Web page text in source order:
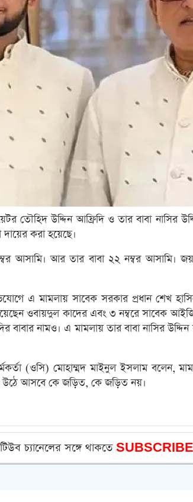
তৌহিদ উদ্দিন আফ্রিদি ও তার বাবা নাসির
দায়ের করা হয়েছে।
আসামি। আর তার বাবা ২২ নম্বর আসামি।
এ মামলায় সাবেক সরকার প্রধান শেখ
ওবায়দুল কাদের এবং ৩ নম্বরে সাবেক
বাবার নামও। এ মামলায় তার বাবা নাসির
কর্মকর্তা (ওসি) মোহাম্মদ মাইনুল ইসলাম বলেন,
উঠে আসবে কে জড়িত, কে জড়িত নয়।
চ্যানেলের সঙ্গে থাকতে